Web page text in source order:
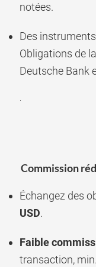
notées.
Des
Obligations de
Deutsche Bank
Commission
Échangez des
USD.
Faible
transaction,